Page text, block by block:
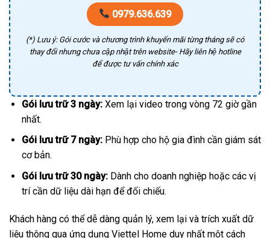
0979.636.639
(*) Lưu ý: Gói cước và chương trình khuyến mãi từng tháng sẽ có
thay đổi nhưng chưa cập nhật trên website- Hãy liên hệ hotline
để được tư vấn chính xác
Gói lưu trữ 3 ngày:Xem lại video trong vòng 72 giờ gần
nhất.
Gói lưu trữ 7 ngày:Phù hợp cho hộ gia đình cần giám sát
cơ bản.
Gói lưu trữ 30 ngày:Dành cho doanh nghiệp hoặc các vị
trí cần dữ liệu dài hạn để đối chiếu.
Khách hàng có thể dễ dàng quản lý, xem lại và trích xuất dữ
liệu thông qua ứng dụng Viettel Home duy nhất một cách